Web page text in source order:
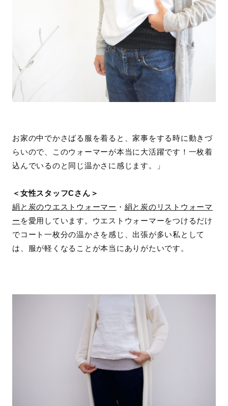
お家の中でかさばる服を着ると、家事をする時に動きづ
らいので、このウォーマーが本当に大活躍です！一枚着
込んでいるのと同じ温かさに感じます。」
＜女性スタッフCさん＞
絹と炭のウエストウォーマー ・ 絹と炭のリストウォーマ
ー を愛用しています。ウエストウォーマーをつけるだけ
でコート一枚分の温かさを感じ、出張が多い私として
は、服が軽くなることが本当にありがたいです。